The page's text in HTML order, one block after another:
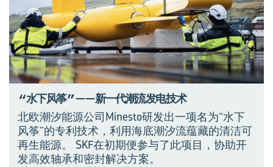
“水下风筝”——新一代潮流发电技术
北欧潮汐能源公司Minesto研发出一项名为“水下
风筝”的专利技术，利用海底潮汐流蕴藏的清洁可
再生能源。 SKF在初期便参与了此项目，协助开
发高效轴承和密封解决方案。